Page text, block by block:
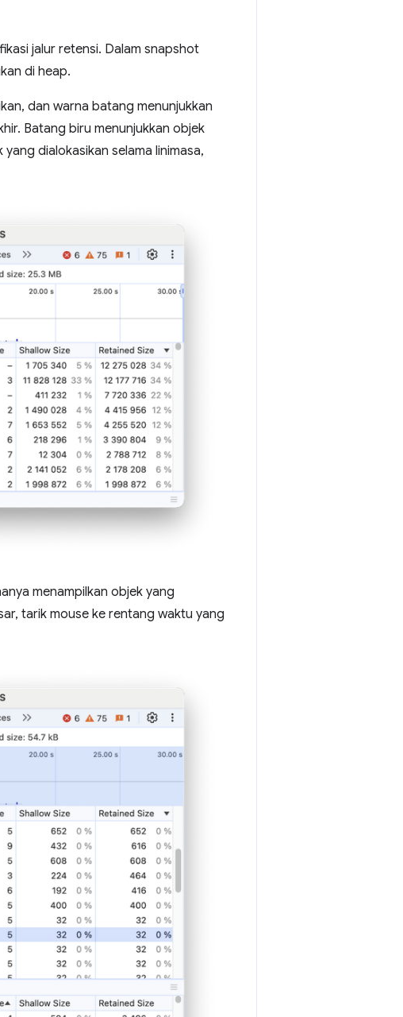
jalur retensi. Dalam snapshot
di heap.
dan warna batang menunjukkan
Batang biru menunjukkan objek
dialokasikan selama linimasa,
menampilkan objek yang
tarik mouse ke rentang waktu yang